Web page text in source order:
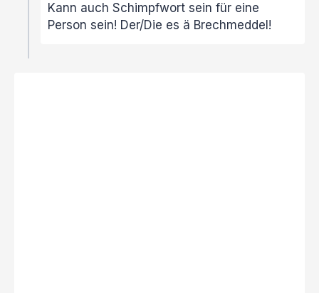
Kann auch Schimpfwort sein für eine
Person sein! Der/Die es ä Brechmeddel!